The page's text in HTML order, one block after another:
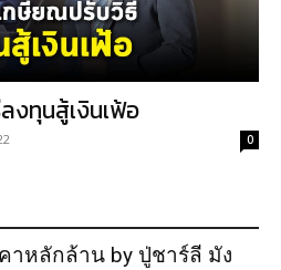
งทุนสู้เงินเฟ้อ
0
หลักล้าน by ปู่ชาร์ลี มัง